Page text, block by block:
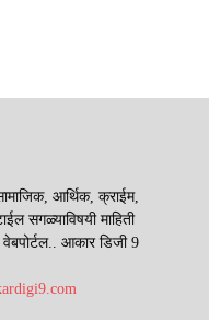
आर्थिक, क्राईम,
सगळ्याविषयी माहिती
वेबपोर्टल.. आकार डिजी 9